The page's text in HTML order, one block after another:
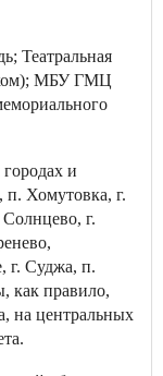
Театральная
МБУ ГМЦ
и
п. Хомутовка, г.
г.
г. Суджа, п.
как правило,
на центральных